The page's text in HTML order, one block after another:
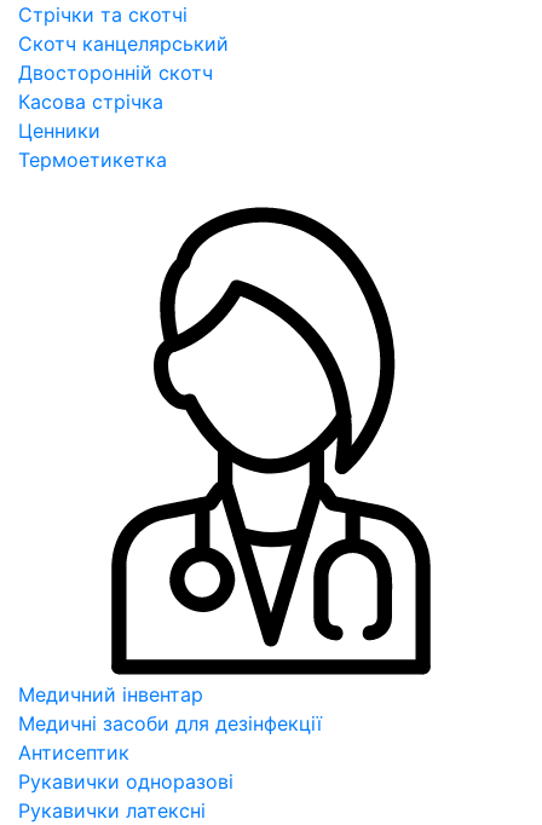
Стрічки та скотчі
Скотч канцелярський
Двосторонній скотч
Касова стрічка
Ценники
Термоетикетка
Медичний інвентар
Медичні засоби для дезінфекції
Антисептик
Рукавички одноразові
Рукавички латексні